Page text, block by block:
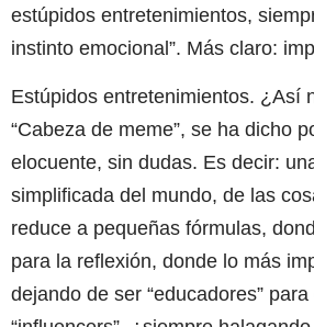
estúpidos entretenimientos,
instinto emocional”. Más claro:
Estúpidos entretenimientos. ¿Así
“Cabeza de meme”, se ha dicho
elocuente, sin dudas. Es decir:
simplificada del mundo, de las
reduce a pequeñas fórmulas,
para la reflexión, donde lo más
dejando de ser “educadores”